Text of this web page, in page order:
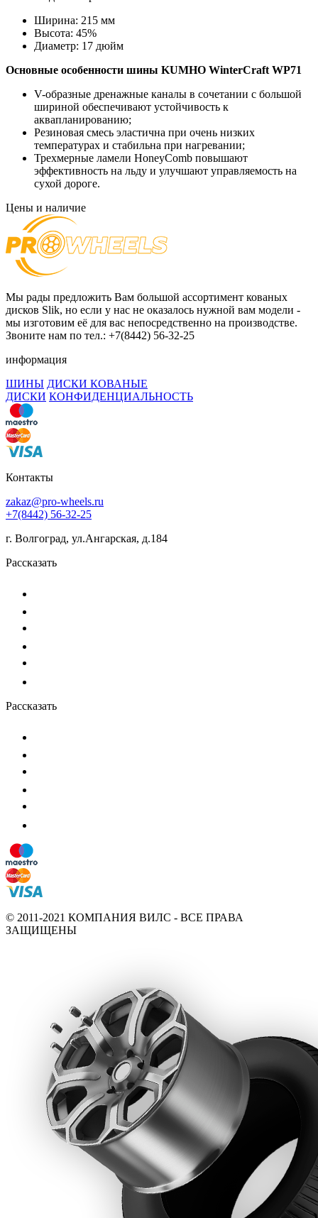
Ширина: 215 мм
Высота: 45%
Диаметр: 17 дюйм
Основные особенности шины KUMHO WinterCraft WP71
V-образные дренажные каналы в сочетании с большой
шириной обеспечивают устойчивость к
аквапланированию;
Резиновая смесь эластична при очень низких
температурах и стабильна при нагревании;
Трехмерные ламели HoneyComb повышают
эффективность на льду и улучшают управляемость на
сухой дороге.
Цены и наличие
Мы рады предложить Вам большой ассортимент кованых
дисков Slik, но если у нас не оказалось нужной вам модели -
мы изготовим её для вас непосредственно на производстве.
Звоните нам по тел.: +7(8442) 56-32-25
информация
ШИНЫ ДИСКИ КОВАНЫЕ
ДИСКИ КОНФИДЕНЦИАЛЬНОСТЬ
Контакты
zakaz@pro-wheels.ru
+7(8442) 56-32-25
г. Волгоград, ул.Ангарская, д.184
Рассказать
Рассказать
© 2011-2021 КОМПАНИЯ ВИЛС - ВСЕ ПРАВА
ЗАЩИЩЕНЫ